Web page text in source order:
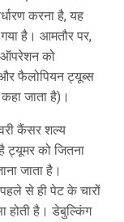
करना है, यह
है। आमतौर पर,
ऑपरेशन को
और फैलोपियन ट्यूब्स
जाता है)।
कैंसर शल्य
ट्यूमर को जितना
जाता है।
से ही पेट के चारों
होती है। डेबुल्किंग